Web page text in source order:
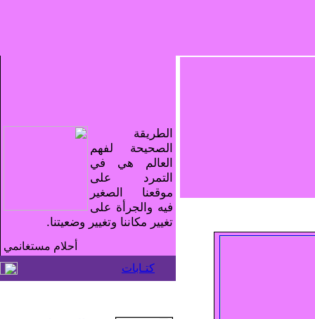
الطريقة
الصحيحة لفهم
العالم هي في
التمرد على
موقعنا الصغير
فيه والجرأة على
تغيير مكاننا وتغيير وضعيتنا.
أحلام مستغانمي
كتـابات